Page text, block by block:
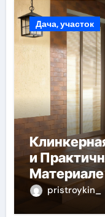
Дача, участок
и
Материале
pristroykin_